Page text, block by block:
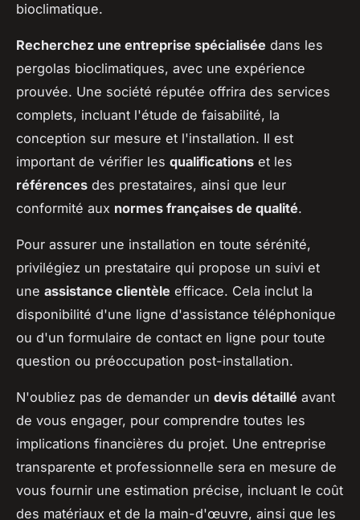
bioclimatique.
Recherchez une entreprise spécialisée dans les
pergolas bioclimatiques, avec une expérience
prouvée. Une société réputée offrira des services
complets, incluant l'étude de faisabilité, la
conception sur mesure et l'installation. Il est
important de vérifier les qualifications et les
références des prestataires, ainsi que leur
conformité aux normes françaises de qualité.
Pour assurer une installation en toute sérénité,
privilégiez un prestataire qui propose un suivi et
une assistance clientèle efficace. Cela inclut la
disponibilité d'une ligne d'assistance téléphonique
ou d'un formulaire de contact en ligne pour toute
question ou préoccupation post-installation.
N'oubliez pas de demander un devis détaillé avant
de vous engager, pour comprendre toutes les
implications financières du projet. Une entreprise
transparente et professionnelle sera en mesure de
vous fournir une estimation précise, incluant le coût
des matériaux et de la main-d'œuvre, ainsi que les